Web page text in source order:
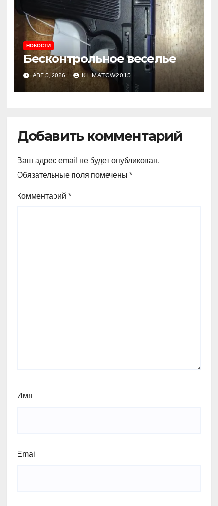
НОВОСТИ
Бесконтрольное веселье
АВГ 5, 2026 KLIMATOW2015
Добавить комментарий
Ваш адрес email не будет опубликован.
Обязательные поля помечены *
Комментарий *
Имя
Email